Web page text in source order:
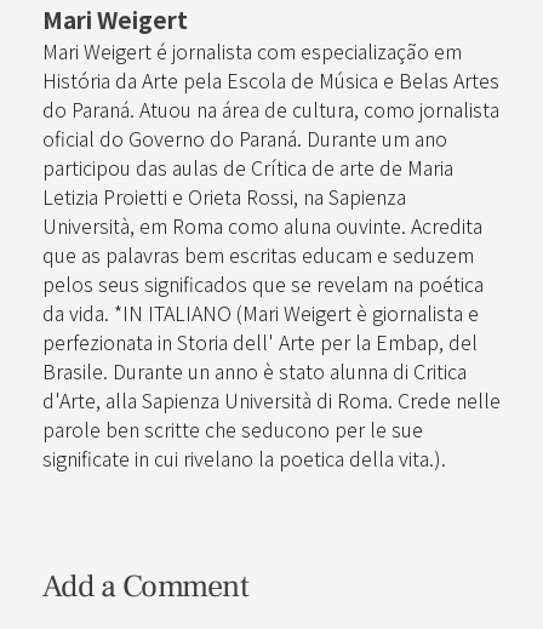
Mari Weigert
Mari Weigert é jornalista com especialização em
História da Arte pela Escola de Música e Belas Artes
do Paraná. Atuou na área de cultura, como jornalista
oficial do Governo do Paraná. Durante um ano
participou das aulas de Crítica de arte de Maria
Letizia Proietti e Orieta Rossi, na Sapienza
Università, em Roma como aluna ouvinte. Acredita
que as palavras bem escritas educam e seduzem
pelos seus significados que se revelam na poética
da vida. *IN ITALIANO (Mari Weigert è giornalista e
perfezionata in Storia dell' Arte per la Embap, del
Brasile. Durante un anno è stato alunna di Critica
d'Arte, alla Sapienza Università di Roma. Crede nelle
parole ben scritte che seducono per le sue
significate in cui rivelano la poetica della vita.).
Add a Comment